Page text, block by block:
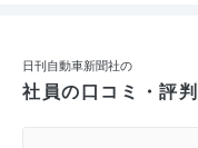
日刊自動車新聞社の
社員の口コミ・評判